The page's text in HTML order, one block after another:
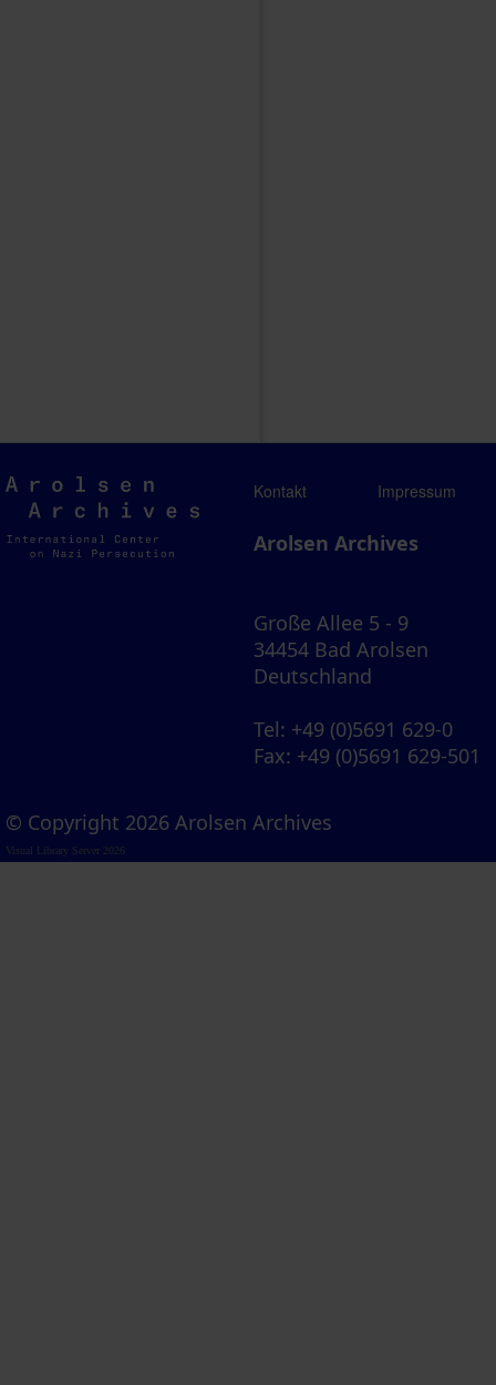
Arolsen
Archives
Kontakt Impressum
Arolsen Archives
Große Allee 5 - 9
34454 Bad Arolsen
Deutschland
Tel: +49 (0)5691 629-0
Fax: +49 (0)5691 629-501
© Copyright 2026 Arolsen Archives
Visual Library Server 2026